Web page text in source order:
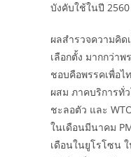
บังคับใช้ในปี
ผลสำรวจความคิด
เลือกตั้ง มากกว่า
ชอบคือพรรคเพื่อไ
ผสม ภาคบริการทั่
ชะลอตัว และ
ในเดือนมีนาคม
เดือนในยูโรโซน